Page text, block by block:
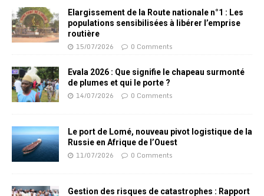
Elargissement de la Route nationale n°1 : Les
populations sensibilisées à libérer l’emprise
routière
15/07/2026 0 Comments
Evala 2026 : Que signifie le chapeau surmonté
de plumes et qui le porte ?
14/07/2026 0 Comments
Le port de Lomé, nouveau pivot logistique de la
Russie en Afrique de l’Ouest
11/07/2026 0 Comments
Gestion des risques de catastrophes : Rapport